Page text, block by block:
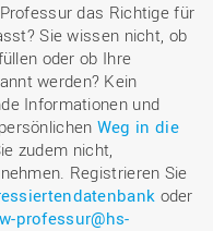
das Richtige für
Sie wissen nicht, ob
oder ob Ihre
werden? Kein
Informationen und
Weg in die
zudem nicht,
Registrieren Sie
oder
professur@hs-